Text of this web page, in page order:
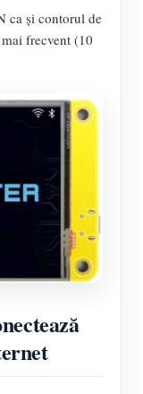
ca și contorul de
frecvent (10